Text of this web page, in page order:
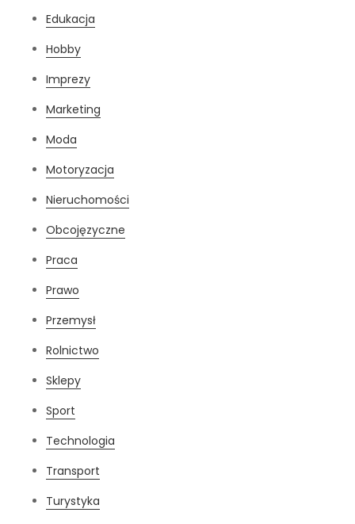
Edukacja
Hobby
Imprezy
Marketing
Moda
Motoryzacja
Nieruchomości
Obcojęzyczne
Praca
Prawo
Przemysł
Rolnictwo
Sklepy
Sport
Technologia
Transport
Turystyka